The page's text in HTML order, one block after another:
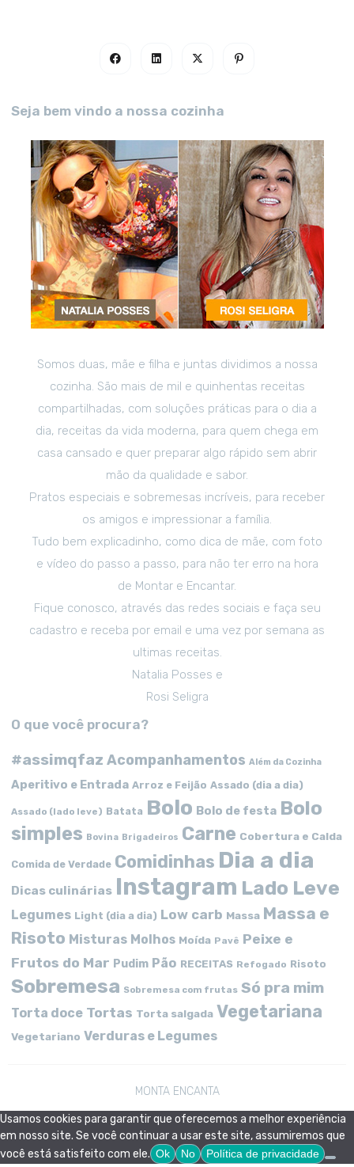
Seja bem vindo a nossa cozinha
Somos duas, mãe e filha e juntas dividimos a nossa
cozinha. São mais de mil e quinhentas receitas
compartilhadas, com soluções práticas para o dia a
dia, receitas da vida moderna, para quem chega em
casa cansado e quer preparar algo rápido sem abrir
mão da qualidade e sabor.
Pratos especiais e sobremesas incríveis, para receber
os amigos e impressionar a família.
Tudo bem explicadinho, como dica de mãe, com foto
e vídeo do passo a passo, para não ter erro na hora
de Montar e Encantar.
Fique conosco, através das redes sociais e faça seu
cadastro e receba por email e uma vez por semana as
ultimas receitas.
Natalia Posses e
Rosi Seligra
O que você procura?
#assimqfaz Acompanhamentos Além da Cozinha
Aperitivo e Entrada Arroz e Feijão Assado (dia a dia)
Assado (lado leve) Batata Bolo Bolo de festa Bolo
simples Bovina Brigadeiros Carne Cobertura e Calda
Comida de Verdade Comidinhas Dia a dia
Dicas culinárias Instagram Lado Leve
Legumes Light (dia a dia) Low carb Massa Massa e
Risoto Misturas Molhos Moída Pavê Peixe e
Frutos do Mar Pudim Pão RECEITAS Refogado Risoto
Sobremesa Sobremesa com frutas Só pra mim
Torta doce Tortas Torta salgada Vegetariana
Vegetariano Verduras e Legumes
MONTA ENCANTA
Usamos cookies para garantir que oferecemos a melhor experiência
em nosso site. Se você continuar a usar este site, assumiremos que
você está satisfeito com ele. Ok No Política de privacidade